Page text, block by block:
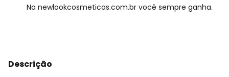
Na newlookcosmeticos.com.br você sempre ganha.
Descrição